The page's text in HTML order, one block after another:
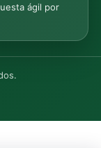
ágil por